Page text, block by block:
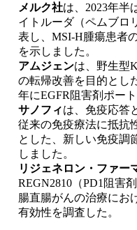
メルク社は、2023年半
イトルーダ（ペムブロ
表し、MSI-H腫瘍患者
を示しました。
アムジェンは、野生型
の転帰改善を目的とし
年にEGFR阻害剤ポー
サノフィは、免疫応答
従来の免疫療法に抵抗
とした、新しい免疫調
しました。
リジェネロン・ファー
REGN2810（PD1阻害
腸直腸がんの治療にお
有効性を調査した。